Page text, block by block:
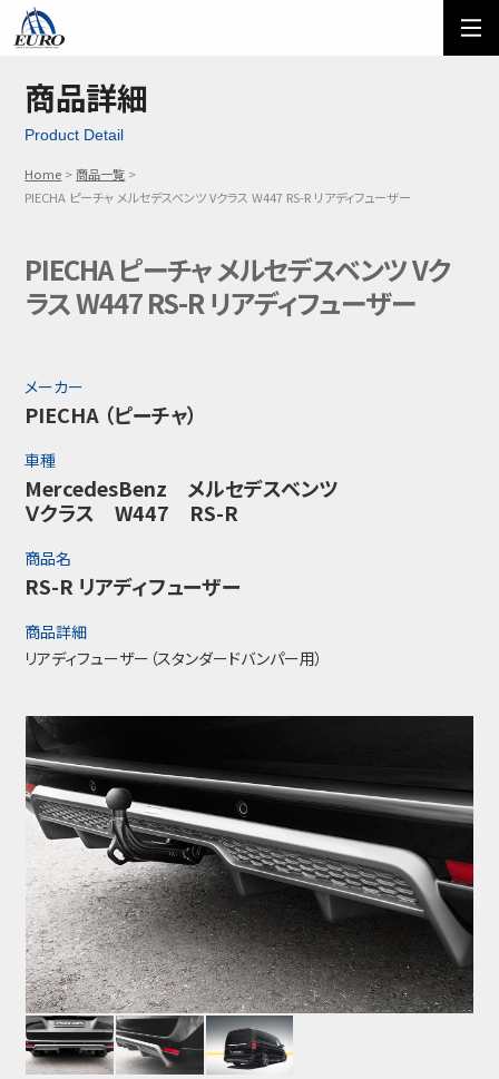
ご利用方法
メール問い合わせ
03-5674-7742
商品詳細
Product Detail
Home
商品一覧
PIECHA ピーチャ メルセデスベンツ Vクラス W447 RS-R リアディフューザー
PIECHA ピーチャ メルセデスベンツ Vク
ラス W447 RS-R リアディフューザー
メーカー
PIECHA （ピーチャ）
車種
MercedesBenz メルセデスベンツ
Ｖクラス W447 RS-R
商品名
RS-R リアディフューザー
商品詳細
リアディフューザー（スタンダードバンパー用）